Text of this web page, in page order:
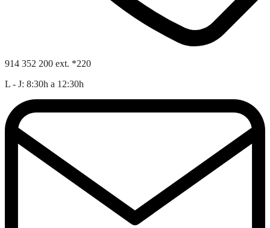
914 352 200 ext. *220
L - J: 8:30h a 12:30h